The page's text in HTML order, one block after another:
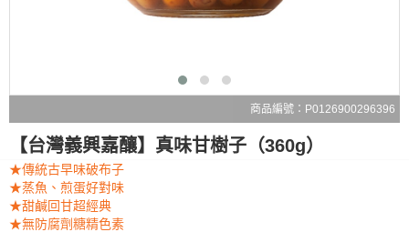
商品編號：P0126900296396
【台灣義興嘉釀】真味甘樹子（360g）
★傳統古早味破布子
★蒸魚、煎蛋好對味
★甜鹹回甘超經典
★無防腐劑糖精色素